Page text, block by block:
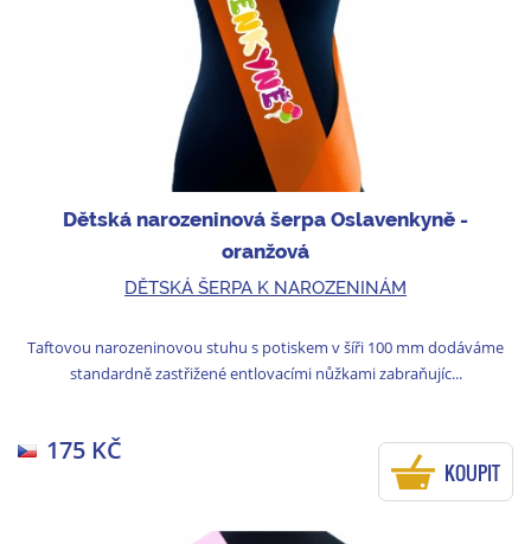
Dětská narozeninová šerpa Oslavenkyně -
oranžová
DĚTSKÁ ŠERPA K NAROZENINÁM
Taftovou narozeninovou stuhu s potiskem v šíři 100 mm dodáváme
standardně zastřižené entlovacími nůžkami zabraňujíc...
175 KČ
KOUPIT